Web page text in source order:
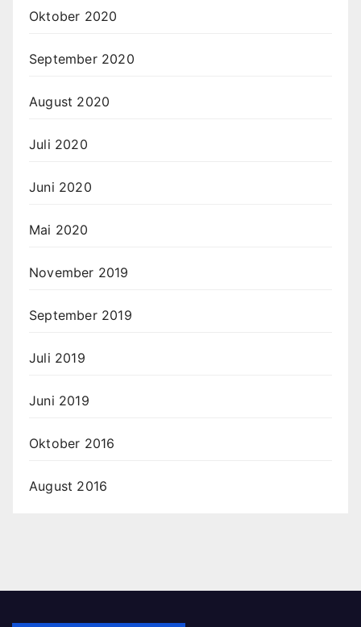
Oktober 2020
September 2020
August 2020
Juli 2020
Juni 2020
Mai 2020
November 2019
September 2019
Juli 2019
Juni 2019
Oktober 2016
August 2016